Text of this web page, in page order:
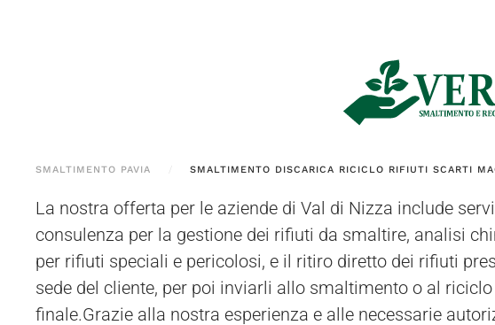
SMALTIMENTO PAVIA SMALTIMENTO DISCARICA RICICLO RIFIUTI SCARTI
La nostra offerta per le aziende di Val di Nizza include
consulenza per la gestione dei rifiuti da smaltire, analisi
per rifiuti speciali e pericolosi, e il ritiro diretto dei rifiuti
sede del cliente, per poi inviarli allo smaltimento o al riciclo
finale.Grazie alla nostra esperienza e alle necessarie
di stoccaggio autorizzato a Bressana Bottarone (PV) è
per ricevere materiali da Val di Nizza e dai comuni limitrofi.
addetti possono intervenire direttamente presso la sede del
utilizzando mezzi autorizzati per il trasporto speciale, ma è anche
possibile che il cliente invii autonomamente i materiali